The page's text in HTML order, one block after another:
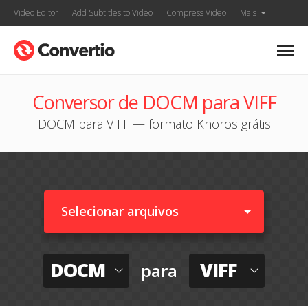
Video Editor Add Subtitles to Video Compress Video Mais
Conversor de DOCM para VIFF
DOCM para VIFF — formato Khoros grátis
Selecionar arquivos
DOCM para VIFF